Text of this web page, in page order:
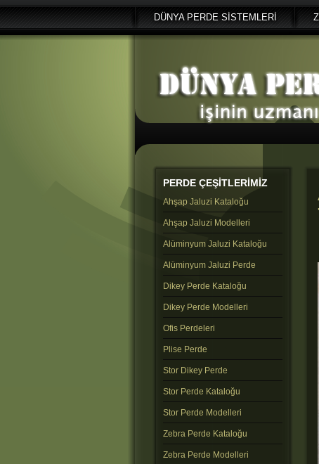
DÜNYA PERDE SİSTEMLERİ
PERDE ÇEŞİTLERİMİZ
Ahşap Jaluzi Kataloğu
Ahşap Jaluzi Modelleri
Alüminyum Jaluzi Kataloğu
Alüminyum Jaluzi Perde
Dikey Perde Kataloğu
Dikey Perde Modelleri
Ofis Perdeleri
Plise Perde
Stor Dikey Perde
Stor Perde Kataloğu
Stor Perde Modelleri
Zebra Perde Kataloğu
Zebra Perde Modelleri